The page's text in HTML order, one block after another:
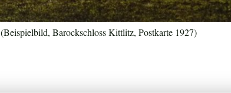
(Beispielbild, Barockschloss Kittlitz, Postkarte 1927)